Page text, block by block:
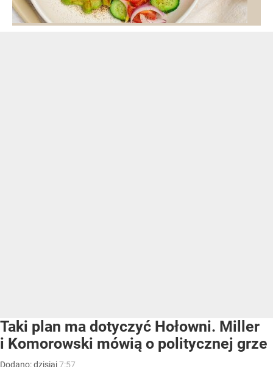
Taki plan ma dotyczyć Hołowni. Miller
i Komorowski mówią o politycznej grze
Dodano:dzisiaj7:57